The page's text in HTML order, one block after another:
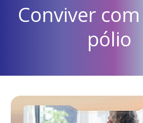
Conviver
pólio